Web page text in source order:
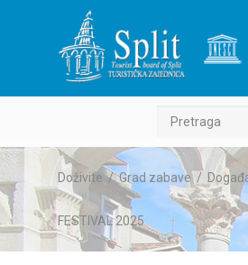
Doživite/Grad zabave/
FESTIVAL 2025